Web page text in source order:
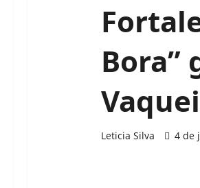
Bora”
Leticia Silva 4 de